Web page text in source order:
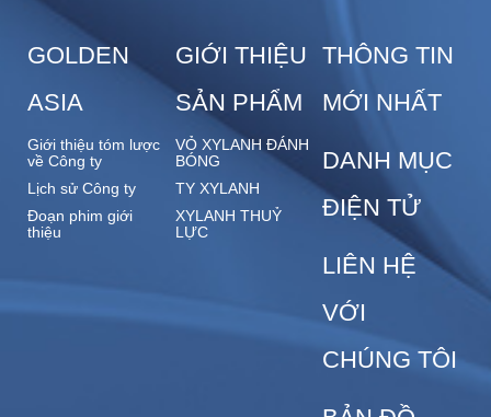
GOLDEN
ASIA
Giới thiệu tóm lược
về Công ty
Lịch sử Công ty
Đoạn phim giới
thiệu
GIỚI THIỆU
SẢN PHẨM
VỎ XYLANH ĐÁNH
BÓNG
TY XYLANH
XYLANH THUỶ
LỰC
THÔNG TIN
MỚI NHẤT
DANH MỤC
ĐIỆN TỬ
LIÊN HỆ
VỚI
CHÚNG TÔI